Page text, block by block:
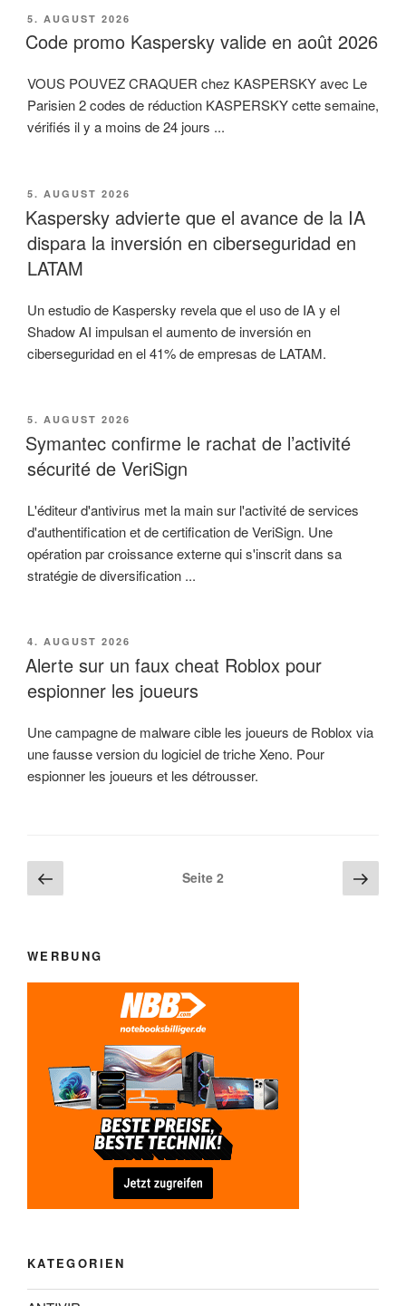
VERÖFFENTLICHT
AM
5. AUGUST 2026
Code promo Kaspersky valide en août 2026
VOUS POUVEZ CRAQUER chez KASPERSKY avec Le
Parisien 2 codes de réduction KASPERSKY cette semaine,
vérifiés il y a moins de 24 jours ...
VERÖFFENTLICHT
AM
5. AUGUST 2026
Kaspersky advierte que el avance de la IA
dispara la inversión en ciberseguridad en
LATAM
Un estudio de Kaspersky revela que el uso de IA y el
Shadow AI impulsan el aumento de inversión en
ciberseguridad en el 41% de empresas de LATAM.
VERÖFFENTLICHT
AM
5. AUGUST 2026
Symantec confirme le rachat de l’activité
sécurité de VeriSign
L'éditeur d'antivirus met la main sur l'activité de services
d'authentification et de certification de VeriSign. Une
opération par croissance externe qui s'inscrit dans sa
stratégie de diversification ...
VERÖFFENTLICHT
AM
4. AUGUST 2026
Alerte sur un faux cheat Roblox pour
espionner les joueurs
Une campagne de malware cible les joueurs de Roblox via
une fausse version du logiciel de triche Xeno. Pour
espionner les joueurs et les détrousser.
Beitragsnavigation
Seite
Seite 2
Seite
WERBUNG
KATEGORIEN